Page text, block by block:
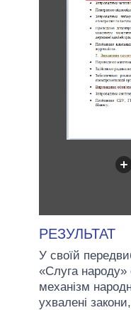
РЕЗУЛЬТАТ
У своїй
«Слуга народу»
механізм
ухвалені